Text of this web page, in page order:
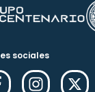
sociales